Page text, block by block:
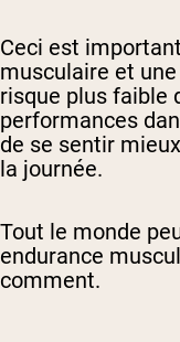
Ceci est
musculaire et
risque plus faible
performances
de se sentir
la journée.
Tout le monde
endurance
comment.